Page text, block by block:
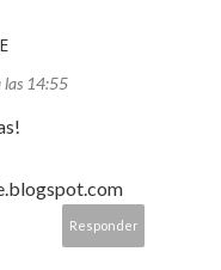
las 14:55
Responder